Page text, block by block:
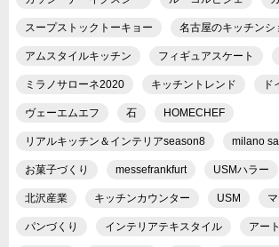
スープストックトーキョー 名古屋のキッチンシ
アムスタイルキッチン フィギュアスケート
ミラノサローネ2020 キッチントレンド ド
ヴェーエムエフ 石 HOMECHEF
リアルキッチン＆インテリアseason8 milano
お菓子づくり messefrankfurt USMハラー
北沢産業 キッチンカウンター USM
パンづくり インテリアテキスタイル アー